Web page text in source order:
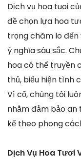
Dịch vụ hoa tuoi
đề chọn lựa hoa
trọng chăm lo
ý nghĩa sâu sắc.
hoa có thể truyền
thủ, biểu hiện tình
Vì cố, chúng tôi
nhằm đảm bảo
kế theo phong
Dịch Vụ Hoa Tươi